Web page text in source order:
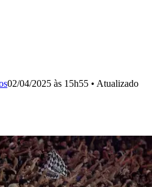
02/04/2025 às 15h55 • Atualizado